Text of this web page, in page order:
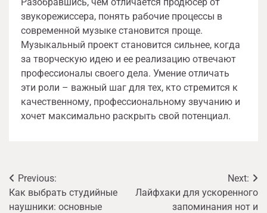
звукорежиссера, понять рабочие процессы в
современной музыке становится проще.
Музыкальный проект становится сильнее, когда
за творческую идею и ее реализацию отвечают
профессионалы своего дела. Умение отличать
эти роли – важный шаг для тех, кто стремится к
качественному, профессиональному звучанию и
хочет максимально раскрыть свой потенциал.
Навигация
по
Previous:
Как выбрать студийные
наушники: основные
Next:
Лайфхаки для ускоренного
запоминания нот и